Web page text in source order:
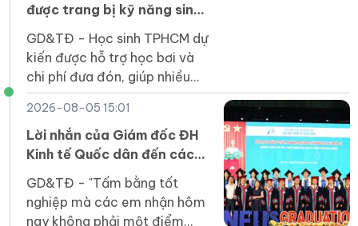
được trang bị kỹ năng sinh
GD&TĐ - Học sinh TPHCM dự
kiến được hỗ trợ học bơi và
chi phí đưa đón, giúp nhiều
em tiếp cận kỹ năng an toàn
dưới nước ngay trong trường
học.
2026-08-05 15:01
Lời nhắn của Giám đốc ĐH
Kinh tế Quốc dân đến các
GD&TĐ - "Tấm bằng tốt
nghiệp mà các em nhận hôm
nay không phải một điểm